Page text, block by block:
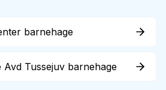
barnehage
Avd Tussejuv barnehage